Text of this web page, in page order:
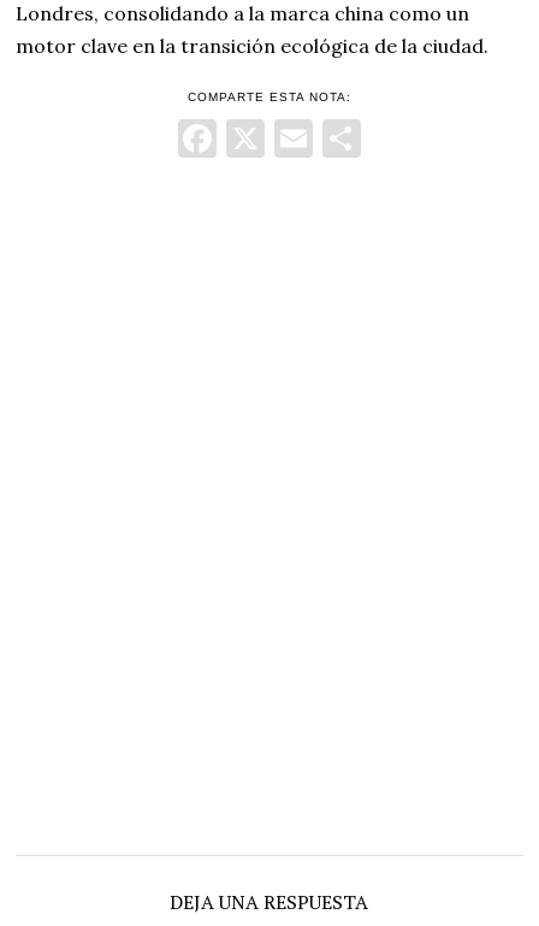
Londres, consolidando a la marca china como un
motor clave en la transición ecológica de la ciudad.
COMPARTE ESTA NOTA:
Facebook
X Email
DEJA UNA RESPUESTA